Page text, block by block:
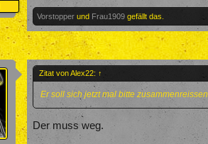
Vorstopper und Frau1909 gefällt das.
Zitat von Alex22: ↑
Er soll sich jetzt mal bitte zusammenreissen.
Der muss weg.